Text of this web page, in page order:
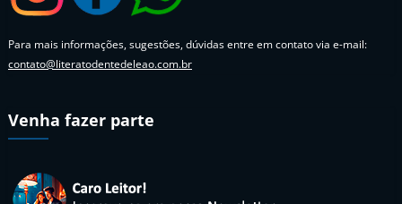
Para mais informações, sugestões, dúvidas entre em contato via e-mail:
contato@literatodentedeleao.com.br
Venha fazer parte